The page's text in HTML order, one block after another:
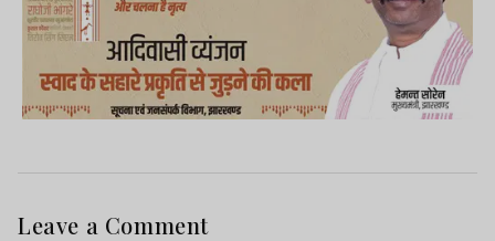
Leave a Comment